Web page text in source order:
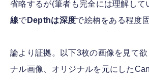
省略するが(筆者も完全には理解して
線で Depthは深度で絵柄をある程度
論より証拠。以下3枚の画像を見て
ナル画像、オリジナルを元にした